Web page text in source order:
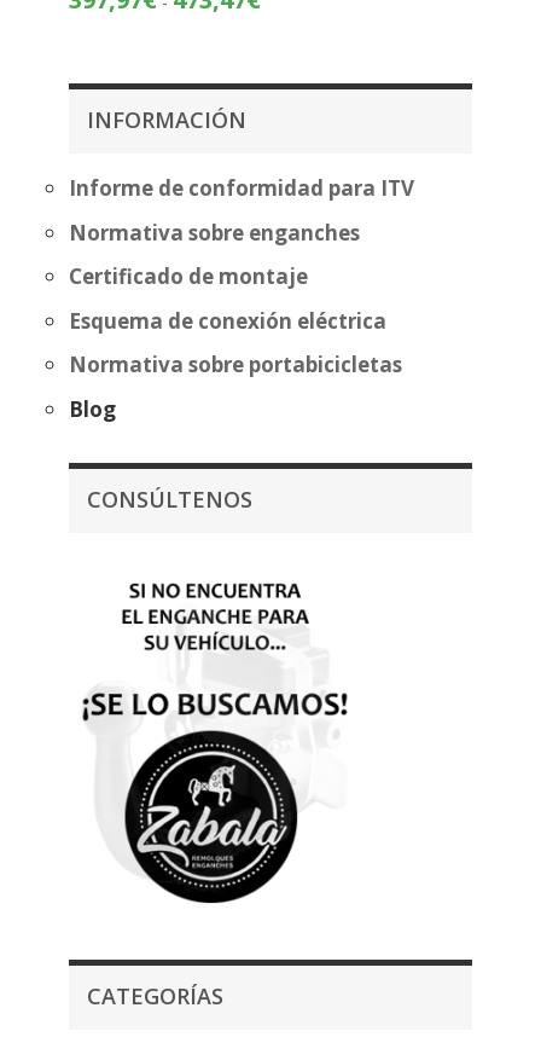
483,70€
INFORMACIÓN
Informe de conformidad para ITV
Normativa sobre enganches
Certificado de montaje
Esquema de conexión eléctrica
Normativa sobre portabicicletas
Blog
CONSÚLTENOS
CATEGORÍAS